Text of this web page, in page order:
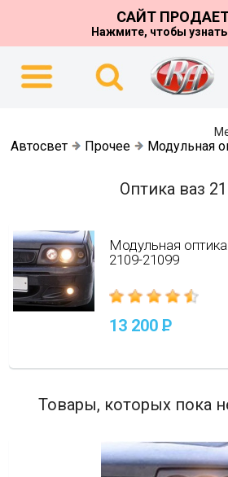
САЙТ
Нажмите, чтобы
Автосвет Прочее Модульная
Оптика ваз
Модульная
2109-21099
13 200P
Товары, которых пока